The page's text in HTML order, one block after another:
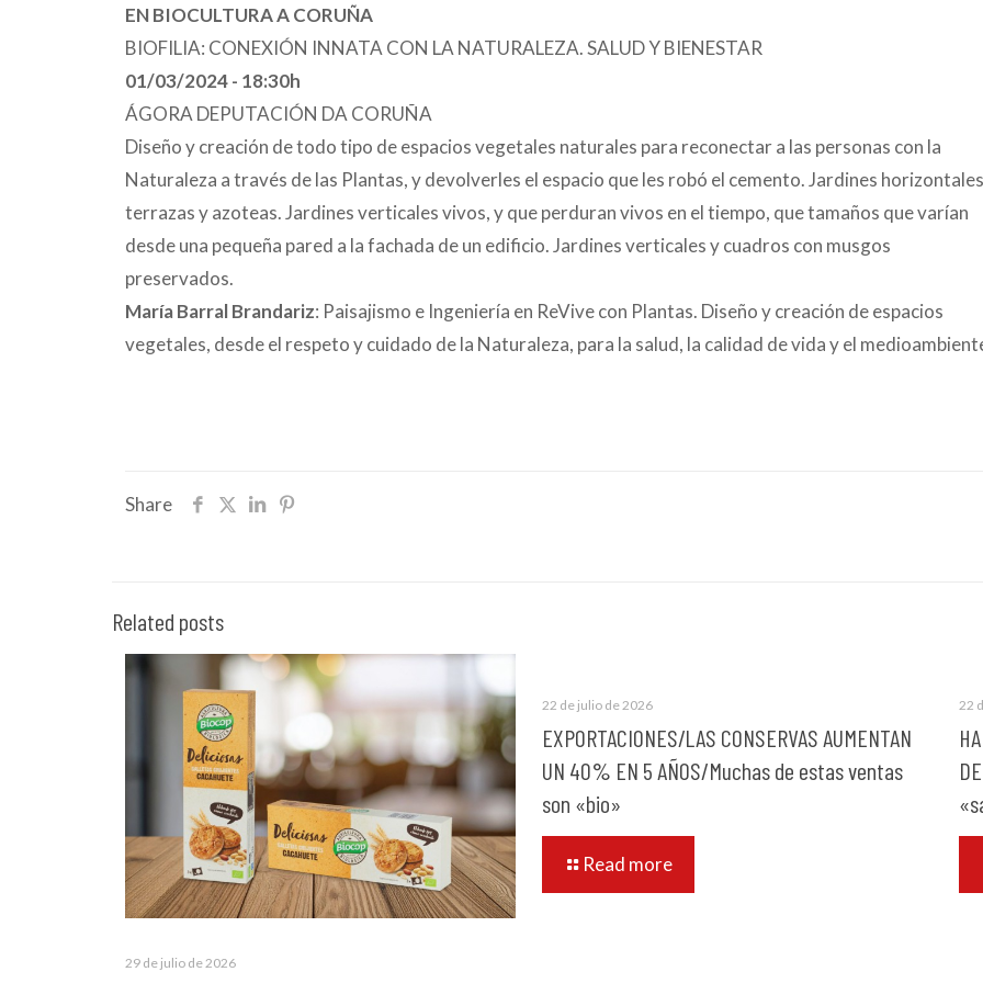
EN BIOCULTURA A CORUÑA
BIOFILIA: CONEXIÓN INNATA CON LA NATURALEZA. SALUD Y BIENESTAR
01/03/2024 - 18:30h
ÁGORA DEPUTACIÓN DA CORUÑA
Diseño y creación de todo tipo de espacios vegetales naturales para reconectar a las personas con la
Naturaleza a través de las Plantas, y devolverles el espacio que les robó el cemento. Jardines
terrazas y azoteas. Jardines verticales vivos, y que perduran vivos en el tiempo, que tamaños que varían
desde una pequeña pared a la fachada de un edificio. Jardines verticales y cuadros con musgos
preservados.
María Barral Brandariz: Paisajismo e Ingeniería en ReVive con Plantas. Diseño y creación de espacios
vegetales, desde el respeto y cuidado de la Naturaleza, para la salud, la calidad de vida y el
Share
Related posts
29 de julio de 2026
22 de julio de 2026
EXPORTACIONES/LAS CONSERVAS AUMENTAN
UN 40% EN 5 AÑOS/Muchas de estas ventas
son «bio»
Read more
22